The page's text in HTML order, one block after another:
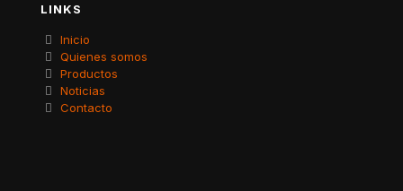
LINKS
Inicio
Quienes somos
Productos
Noticias
Contacto